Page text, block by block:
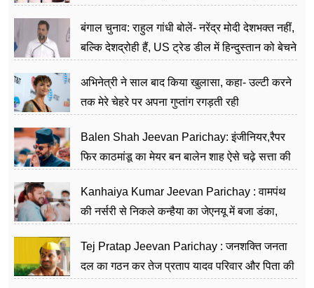
बंगाल चुनाव: राहुल गांधी बोलें- नरेंद्र मोदी देशभक्त नहीं,
बल्कि देशद्रोही हैं, US ट्रेड डील में हिन्दुस्तान को बेचने
अभिनेत्री ने साल बाद किया खुलासा, कहा- उल्टी करने
तक मेरे चेहरे पर अपना गुप्तांग रगड़ती रही
Balen Shah Jeevan Parichay: इंजीनियर,रैपर
फिर काठमांडू का मेयर बन बालेन शाह ऐसे चढ़े सत्ता की
Kanhaiya Kumar Jeevan Parichay : वामपंथ
की नर्सरी से निकले कन्हैया का जेएनयू में बजा डंका,
Tej Pratap Jeevan Parichay : जनशक्ति जनता
दल का गठन कर तेज प्रताप यादव परिवार और पिता की